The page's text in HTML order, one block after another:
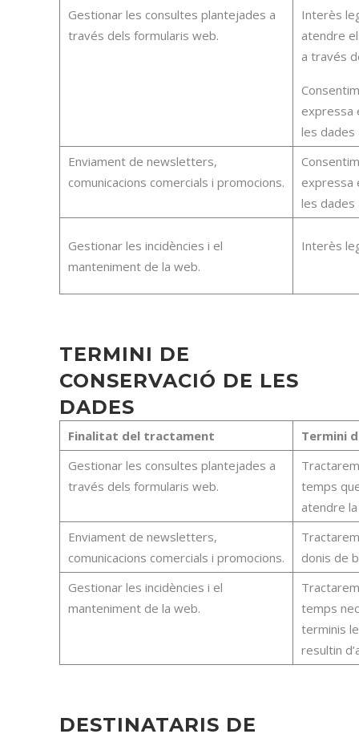
Gestionar les consultes plantejades a
través dels formularis web.
Interès
atendre
a través
expressa
les dades
Enviament de newsletters,
comunicacions comercials i promocions.
expressa
les dades
Gestionar les incidències i el
manteniment de la web.
Interès
TERMINI DE
CONSERVACIÓ DE LES
DADES
Finalitat del tractament
Termini
Gestionar les consultes plantejades a
través dels formularis web.
temps
atendre
Enviament de newsletters,
comunicacions comercials i promocions.
donis de
Gestionar les incidències i el
manteniment de la web.
temps
terminis
resultin
DESTINATARIS DE